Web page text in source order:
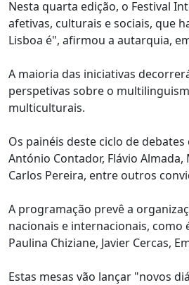
Nesta quarta edição, o Festival
afetivas, culturais e sociais, que
Lisboa é", afirmou a autarquia,
A maioria das iniciativas
perspetivas sobre o
multiculturais.
Os painéis deste ciclo de
António Contador, Flávio Almada,
Carlos Pereira, entre outros
A programação prevê a
nacionais e internacionais, como
Paulina Chiziane, Javier Cercas,
Estas mesas vão lançar "novos